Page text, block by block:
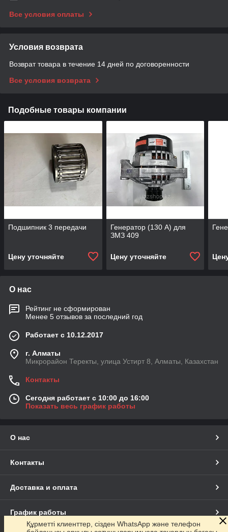
Все условия оплаты
Условия возврата
Возврат товара в течение 14 дней по договоренности
Все условия возврата
Подобные товары компании
Подшипник 3 передачи
Цену уточняйте
Генератор (130 А) для
ЗМЗ 409
Цену уточняйте
О нас
Рейтинг не сформирован
Менее 5 отзывов за последний год
Работает с 10.12.2017
г. Алматы
Микрорайон Теректы, улица Устирт 8, Алматы, Казахстан
Контакты
Сегодня работает с 10:00 до 16:00
Показать весь график работы
О нас
Контакты
Доставка и оплата
График работы
Құрметті клиенттер, сізден WhatsApp және телефон